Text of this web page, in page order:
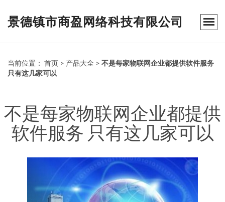
景德镇市商盈网络科技有限公司
当前位置： 首页 > 产品大全 > 不是每家物联网企业都提供软件服务
只有这几家可以
不是每家物联网企业都提供
软件服务 只有这几家可以